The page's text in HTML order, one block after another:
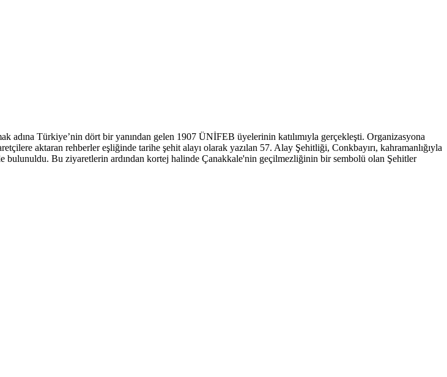
adına Türkiye’nin dört bir yanından gelen 1907 ÜNİFEB üyelerinin katılımıyla gerçekleşti. Organizasyona
aktaran rehberler eşliğinde tarihe şehit alayı olarak yazılan 57. Alay Şehitliği, Conkbayırı, kahramanlığıyla
bulunuldu. Bu ziyaretlerin ardından kortej halinde Çanakkale'nin geçilmezliğinin bir sembolü olan Şehitler